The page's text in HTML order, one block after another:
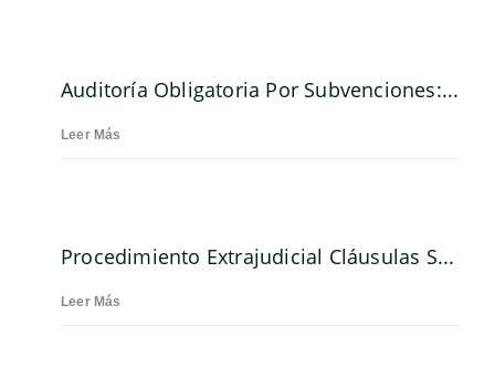
Auditoría Obligatoria Por Subvenciones:...
Leer Más
Procedimiento Extrajudicial Cláusulas S...
Leer Más